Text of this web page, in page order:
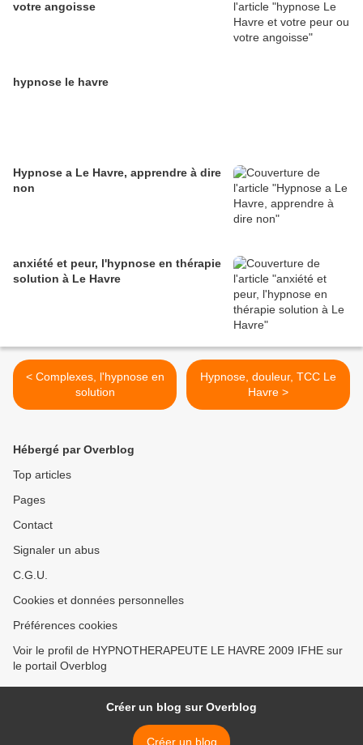
votre angoisse
hypnose le havre
Hypnose a Le Havre, apprendre à dire
non
anxiété et peur, l'hypnose en thérapie
solution à Le Havre
< Complexes, l'hypnose en
solution
Hypnose, douleur, TCC Le
Havre >
Hébergé par Overblog
Top articles
Pages
Contact
Signaler un abus
C.G.U.
Cookies et données personnelles
Préférences cookies
Voir le profil de HYPNOTHERAPEUTE LE HAVRE 2009 IFHE sur
le portail Overblog
Créer un blog sur Overblog
Créer un blog